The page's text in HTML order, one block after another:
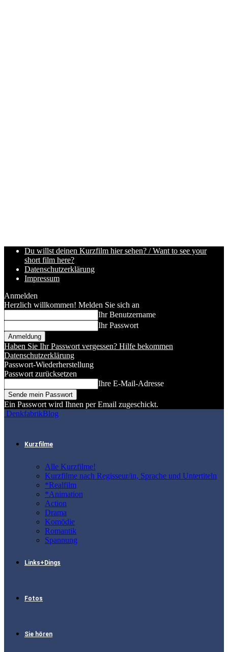
Du willst deinen Kurzfilm hier sehen? / Want to see your
short film here?
Datenschutzerklärung
Impressum
Anmelden
Herzlich willkommen! Melden Sie sich an
Ihr Benutzername
Ihr Passwort
Haben Sie Ihr Passwort vergessen? Hilfe bekommen
Datenschutzerklärung
Passwort-Wiederherstellung
Passwort zurücksetzen
Ihre E-Mail-Adresse
Ein Passwort wird Ihnen per Email zugeschickt.
DenkfabrikBlog
Kurzfilme
Alle Kurzfilme!
Kurzfilme nach Regisseur/in, Sprache und Untertiteln
*Realfilm
*Animation
Action
Drama
Komödie
Romantik
Spannung
Links+Dings
Fotos
Sie hören